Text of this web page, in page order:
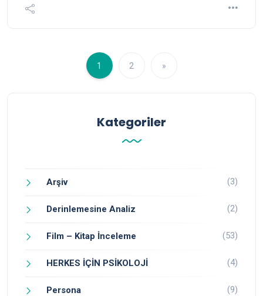
1 2 »
Kategoriler
Arşiv (3)
Derinlemesine Analiz (2)
Film – Kitap İnceleme (53)
HERKES İÇİN PSİKOLOJİ (4)
Persona (9)